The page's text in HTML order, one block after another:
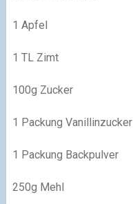
1 Apfel
1 TL Zimt
100g Zucker
1 Packung Vanillinzucker
1 Packung Backpulver
250g Mehl